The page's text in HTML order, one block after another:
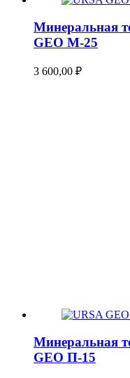
Минеральная
GEO М-25
3 600,00 ₽
Минеральная
GEO П-15